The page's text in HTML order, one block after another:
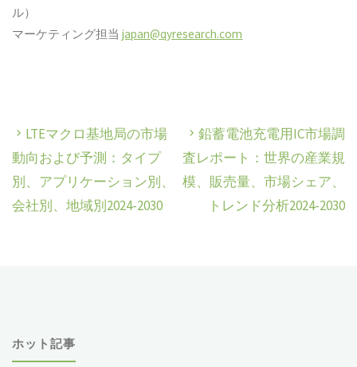
ル）
マーケティング担当japan@qyresearch.com
LTEマクロ基地局の市場
動向および予測：タイプ
別、アプリケーション別、
会社別、地域別2024-2030
鉛蓄電池充電用IC市場調
査レポート：世界の産業規
模、販売量、市場シェア、
トレンド分析2024-2030
ホット記事